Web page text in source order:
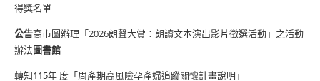
得獎名單
公告高市圖辦理「2026朗聲大賞：朗讀文本演出影片徵選活動」之活動
辦法圖書館
轉知115年 度「周產期高風險孕產婦追蹤關懷計畫說明」